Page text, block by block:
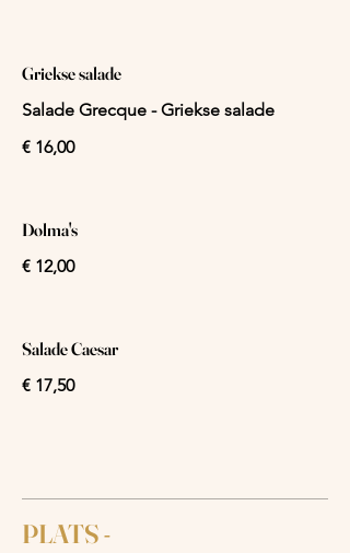
Griekse salade
Salade Grecque - Griekse salade
€ 16,00
Dolma's
€ 12,00
Salade Caesar
€ 17,50
PLATS -